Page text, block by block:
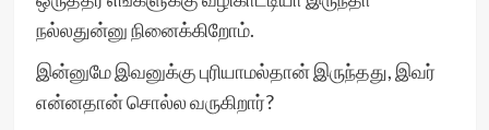
நல்லதுன்னு நினைக்கிறோம்.
இன்னுமே இவனுக்கு புரியாமல்தான் இருந்தது, இவர்
என்னதான் சொல்ல வருகிறார்?